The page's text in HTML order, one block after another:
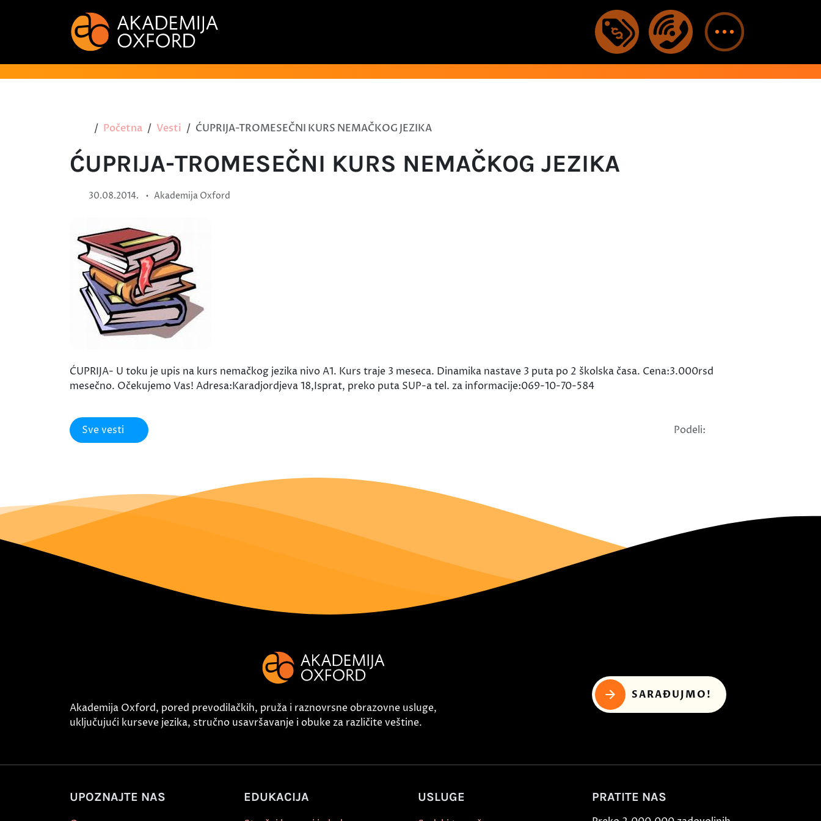
Početna Vesti ĆUPRIJA-TROMESEČNI KURS NEMAČKOG JEZIKA
ĆUPRIJA-TROMESEČNI KURS NEMAČKOG JEZIKA
30.08.2014. • Akademija Oxford
ĆUPRIJA- U toku je upis na kurs nemačkog jezika nivo A1. Kurs traje 3 meseca. Dinamika nastave 3 puta po 2 školska časa. Cena:3.000rsd
mesečno. Očekujemo Vas! Adresa:Karadjordjeva 18,Isprat, preko puta SUP-a tel. za informacije:069-10-70-584
Sve vesti Podeli:
Akademija Oxford, pored prevodilačkih, pruža i raznovrsne obrazovne usluge,
uključujući kurseve jezika, stručno usavršavanje i obuke za različite veštine.
SARAĐUJMO!
UPOZNAJTE NAS EDUKACIJA USLUGE PRATITE NAS